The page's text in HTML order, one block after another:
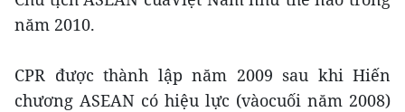
năm 2010.
CPR được thành lập năm 2009 sau khi Hiến
chương ASEAN có hiệu lực (vàocuối năm 2008)